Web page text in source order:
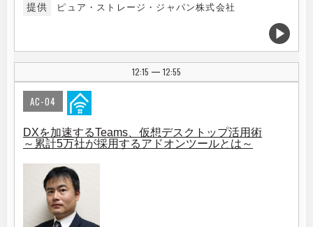
提供 ピュア・ストレージ・ジャパン株式会社
12:15 | 12:55
AC-04
DXを加速するTeams、仮想デスクトップ活用術
～累計5万社が採用するアドオンツールとは～